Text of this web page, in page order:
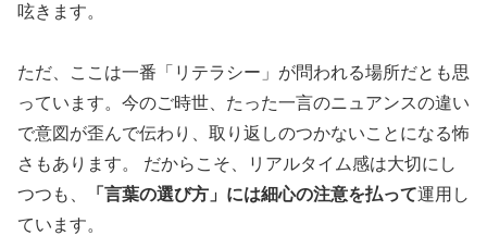
呟きます。
ただ、ここは一番「リテラシー」が問われる場所だとも思
っています。今のご時世、たった一言のニュアンスの違い
で意図が歪んで伝わり、取り返しのつかないことになる怖
さもあります。 だからこそ、リアルタイム感は大切にし
つつも、
「言葉の選び方」には細心の注意を払って運用し
ています。